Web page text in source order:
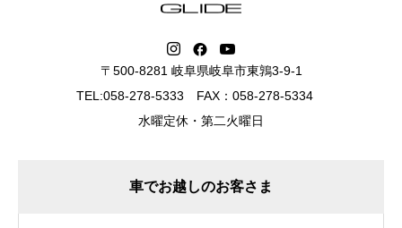
〒500-8281 岐阜県岐阜市東鶉3-9-1
TEL:058-278-5333 FAX：058-278-5334
水曜定休・第二火曜日
車でお越しのお客さま